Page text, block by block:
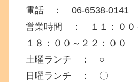
電話 ： 06-6538-0141
営業時間 ： １１：００
１８：００～２２：００
土曜ランチ ： ○
日曜ランチ ： 〇